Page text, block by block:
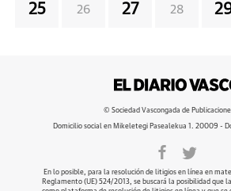
25 26 27 28
© Sociedad Vascongada de
Domicilio social en Mikeletegi Pasealekua 1. 20009 -
En lo posible, para la resolución de litigios en línea en
Reglamento (UE) 524/2013, se buscará la posibilidad que